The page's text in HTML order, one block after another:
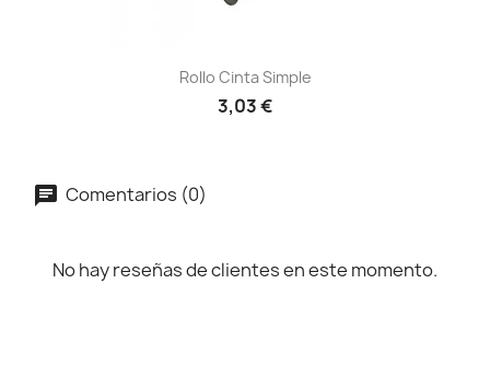
Rollo Cinta Simple
3,03 €
Comentarios (0)
No hay reseñas de clientes en este momento.